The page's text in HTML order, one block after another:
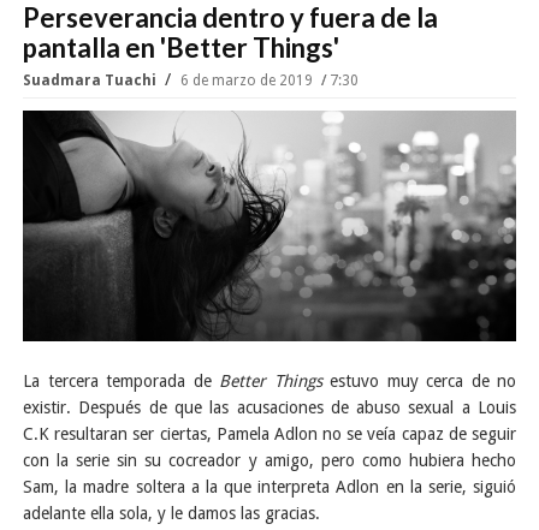
Perseverancia dentro y fuera de la
pantalla en 'Better Things'
Suadmara Tuachi 6 de marzo de 2019 7:30
La tercera temporada deBetter Thingsestuvo muy cerca de no
existir. Después de que las acusaciones de abuso sexual a Louis
C.K resultaran ser ciertas, Pamela Adlon no se veía capaz de seguir
con la serie sin su cocreador y amigo, pero como hubiera hecho
Sam, la madre soltera a la que interpreta Adlon en la serie, siguió
adelante ella sola, y le damos las gracias.